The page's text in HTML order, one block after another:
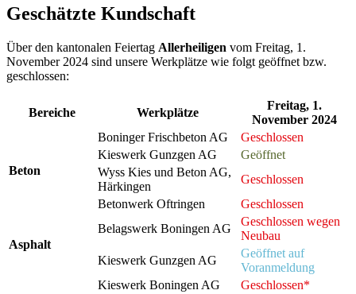
Geschätzte Kundschaft
Über den kantonalen Feiertag Allerheiligen vom Freitag, 1.
November 2024 sind unsere Werkplätze wie folgt geöffnet bzw.
geschlossen:
Bereiche Werkplätze
Freitag, 1.
November 2024
Beton
Boninger Frischbeton AG
Geschlossen
Kieswerk Gunzgen AG
Geöffnet
Wyss Kies und Beton AG,
Härkingen
Geschlossen
Betonwerk Oftringen
Geschlossen
Asphalt
Belagswerk Boningen AG
Geschlossen wegen
Neubau
Kieswerk Gunzgen AG
Geöffnet auf
Voranmeldung
Kieswerk Boningen AG
Geschlossen*